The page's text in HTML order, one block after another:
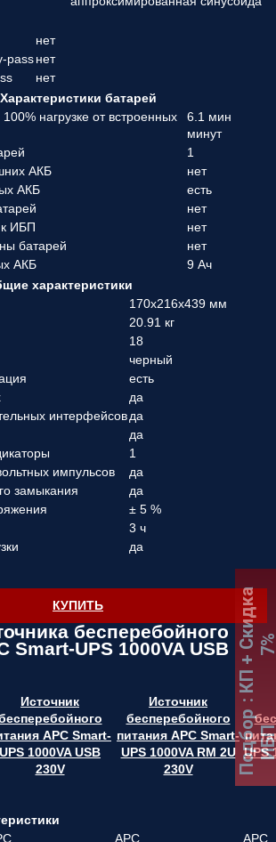
нет
passнет
нет
Характеристики батарей
нагрузке от встроенных
6.1 мин
минут
1
АКБ
нет
АКБ
есть
нет
ИБП
нет
батарей
нет
АКБ
9 Ач
характеристики
170x216x439 мм
20.91 кг
18
черный
есть
да
интерфейсовда
да
1
импульсов
да
замыкания
да
± 5 %
3 ч
да
КУПИТЬ
бесперебойного
Smart-UPS 1000VA USB
Источник
APC Smart-
UPS 1000VA USB
230V
Источник
бесперебойного
питания APC Smart-
UPS 1000VA RM 2U
230V
UPS
APC
APC
Подбор
:
К
П
+
С
к
и
д
к
а
7